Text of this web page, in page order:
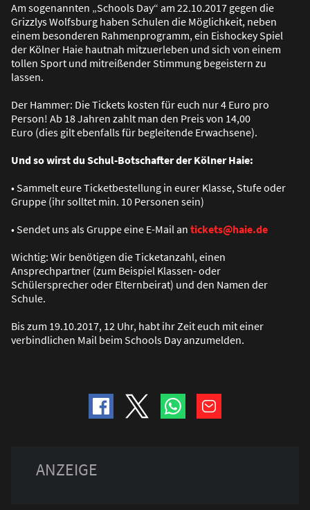
Am sogenannten „Schools Day“ am 22.10.2017 gegen die
Grizzlys Wolfsburg haben Schulen die Möglichkeit, neben
einem besonderen Rahmenprogramm, ein Eishockey Spiel
der Kölner Haie hautnah mitzuerleben und sich von einem
tollen Sport und mitreißender Stimmung begeistern zu
lassen.
Der Hammer: Die Tickets kosten für euch nur 4 Euro pro
Person! Ab 18 Jahren zahlt man den Preis von 14,00
Euro (dies gilt ebenfalls für begleitende Erwachsene).
Und so wirst du Schul-Botschafter der Kölner Haie:
• Sammelt eure Ticketbestellung in eurer Klasse, Stufe oder
Gruppe (ihr solltet min. 10 Personen sein)
• Sendet uns als Gruppe eine E-Mail an tickets@haie.de
Wichtig: Wir benötigen die Ticketanzahl, einen
Ansprechpartner (zum Beispiel Klassen- oder
Schülersprecher oder Elternbeirat) und den Namen der
Schule.
Bis zum 19.10.2017, 12 Uhr, habt ihr Zeit euch mit einer
verbindlichen Mail beim Schools Day anzumelden.